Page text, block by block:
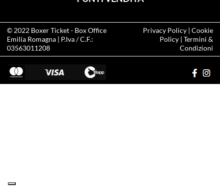
© 2022 Boxer Ticket- Box Office
Emilia Romagna | P.Iva / C.F.:
03563011208
Privacy Policy| Cookie
Policy| Termini &
Condizioni